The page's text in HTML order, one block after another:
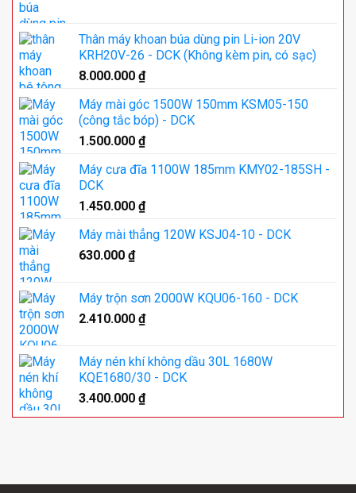
Thân máy khoan búa dùng pin Li-ion 20V
KRH20V-26 - DCK (Không kèm pin, có sạc)
8.000.000 ₫
Máy mài góc 1500W 150mm KSM05-150
(công tắc bóp) - DCK
1.500.000 ₫
Máy cưa đĩa 1100W 185mm KMY02-185SH -
DCK
1.450.000 ₫
Máy mài thẳng 120W KSJ04-10 - DCK
630.000 ₫
Máy trộn sơn 2000W KQU06-160 - DCK
2.410.000 ₫
Máy nén khí không dầu 30L 1680W
KQE1680/30 - DCK
3.400.000 ₫